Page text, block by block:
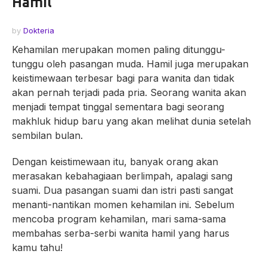
Hamil
by Dokteria
Kehamilan merupakan momen paling ditunggu-
tunggu oleh pasangan muda. Hamil juga merupakan
keistimewaan terbesar bagi para wanita dan tidak
akan pernah terjadi pada pria. Seorang wanita akan
menjadi tempat tinggal sementara bagi seorang
makhluk hidup baru yang akan melihat dunia setelah
sembilan bulan.
Dengan keistimewaan itu, banyak orang akan
merasakan kebahagiaan berlimpah, apalagi sang
suami. Dua pasangan suami dan istri pasti sangat
menanti-nantikan momen kehamilan ini. Sebelum
mencoba program kehamilan, mari sama-sama
membahas serba-serbi wanita hamil yang harus
kamu tahu!